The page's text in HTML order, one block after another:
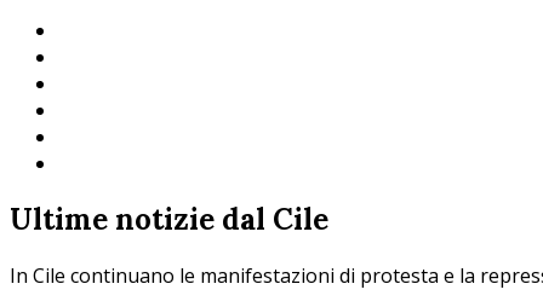
Ultime notizie dal Cile
In Cile continuano le manifestazioni di protesta e la